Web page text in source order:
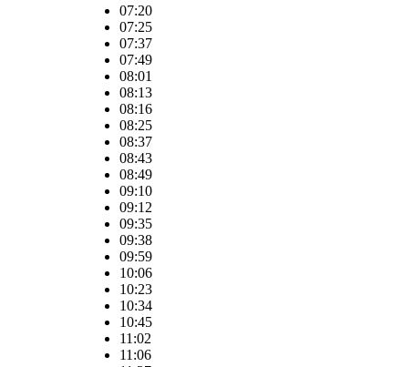
07:20
07:25
07:37
07:49
08:01
08:13
08:16
08:25
08:37
08:43
08:49
09:10
09:12
09:35
09:38
09:59
10:06
10:23
10:34
10:45
11:02
11:06